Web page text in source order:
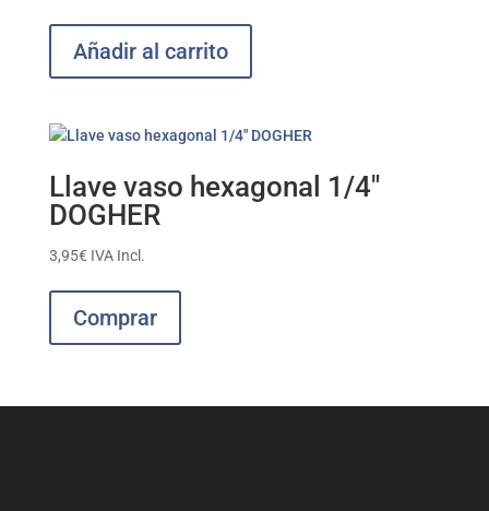
Añadir al carrito
Llave vaso hexagonal 1/4″
DOGHER
3,95€ IVA Incl.
Comprar
Las